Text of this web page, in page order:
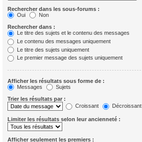
Rechercher dans les sous-forums :
Oui
Non
Rechercher dans :
Le titre des sujets et le contenu des messages
Le contenu des messages uniquement
Le titre des sujets uniquement
Le premier message des sujets uniquement
Afficher les résultats sous forme de :
Messages
Sujets
Trier les résultats par :
Croissant
Décroissant
Limiter les résultats selon leur ancienneté :
Afficher seulement les premiers :